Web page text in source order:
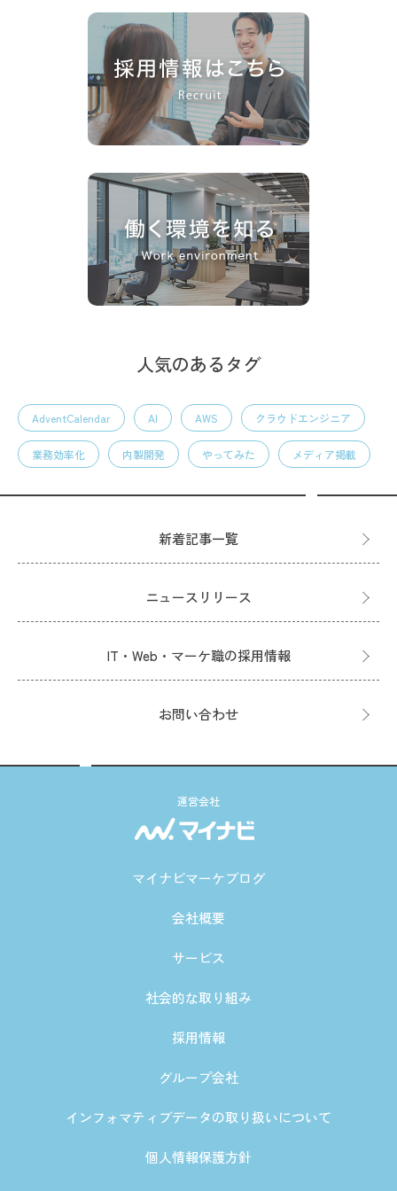
人気のあるタグ
AdventCalendar AI AWS クラウドエンジニア
業務効率化 内製開発 やってみた メディア掲載
新着記事一覧
ニュースリリース
IT・Web・マーケ職の採用情報
お問い合わせ
運営会社
マイナビマーケブログ
会社概要
サービス
社会的な取り組み
採用情報
グループ会社
インフォマティブデータの取り扱いについて
個人情報保護方針